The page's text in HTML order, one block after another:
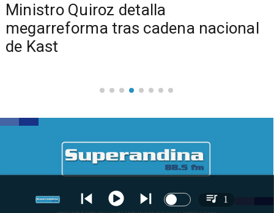
Ministro Quiroz detalla
megarreforma tras cadena nacional
de Kast
1